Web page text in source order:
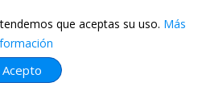
que aceptas su uso. Más
Acepto